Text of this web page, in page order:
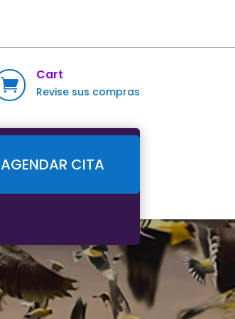

Cart
Revise sus compras
AGENDAR CITA